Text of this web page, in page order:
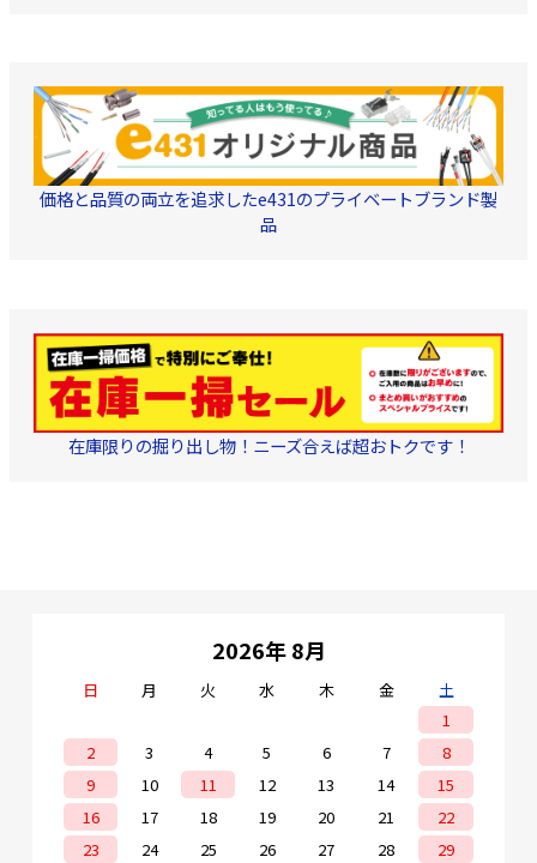
価格と品質の両立を追求したe431のプライベートブランド製
品
在庫限りの掘り出し物！ニーズ合えば超おトクです！
2026年 8月
日 月 火 水 木 金
土
1
2
3 4 5 6 7
8
9
10 11 12 13 14
15
16
17 18 19 20 21
22
23
24 25 26 27 28
29